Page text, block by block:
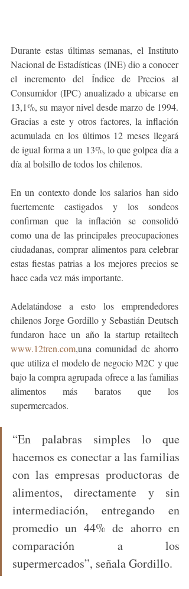
Durante estas últimas semanas, el Instituto
Nacional de Estadísticas (INE) dio a conocer
el incremento del Índice de Precios al
Consumidor (IPC) anualizado a ubicarse en
13,1%, su mayor nivel desde marzo de 1994.
Gracias a este y otros factores, la inflación
acumulada en los últimos 12 meses llegará
de igual forma a un 13%, lo que golpea día a
día al bolsillo de todos los chilenos.
En un contexto donde los salarios han sido
fuertemente castigados y los sondeos
confirman que la inflación se consolidó
como una de las principales preocupaciones
ciudadanas, comprar alimentos para celebrar
estas fiestas patrias a los mejores precios se
hace cada vez más importante.
Adelatándose a esto los emprendedores
chilenos Jorge Gordillo y Sebastián Deutsch
www.12tren.com,una comunidad de ahorro
que utiliza el modelo de negocio M2C y que
bajo la compra agrupada ofrece a las familias
alimentos más baratos que los
supermercados.
“En palabras simples lo que
hacemos es conectar a las familias
con las empresas productoras de
alimentos, directamente y sin
intermediación, entregando en
promedio un 44% de ahorro en
comparación a los
supermercados”, señala Gordillo.